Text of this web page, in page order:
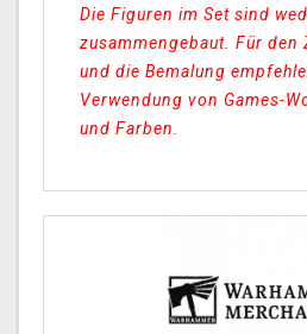
Die Figuren im Set sind
zusammengebaut. Für den
und die Bemalung
Verwendung von Games-
und Farben.